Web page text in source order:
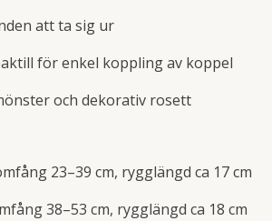
att ta sig ur
för enkel koppling av koppel
och dekorativ rosett
23–39 cm, rygglängd ca 17 cm
38–53 cm, rygglängd ca 18 cm